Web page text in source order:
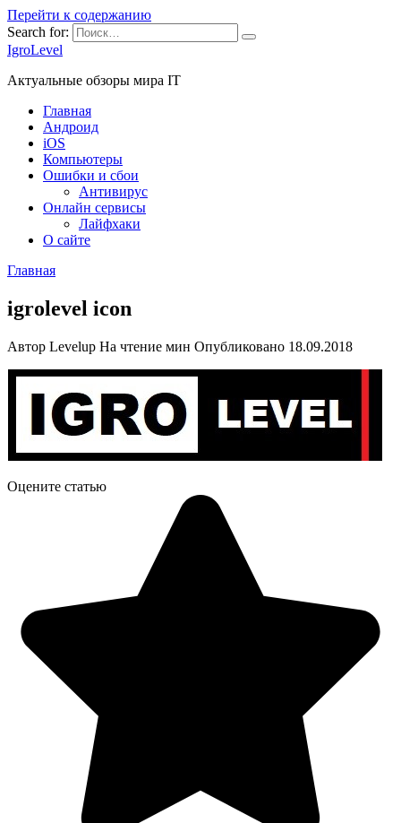
Перейти к содержанию
Search for:
IgroLevel
Актуальные обзоры мира IT
Главная
Андроид
iOS
Компьютеры
Ошибки и сбои
Антивирус
Онлайн сервисы
Лайфхаки
О сайте
Главная
igrolevel icon
Автор Levelup На чтение мин Опубликовано 18.09.2018
Оцените статью